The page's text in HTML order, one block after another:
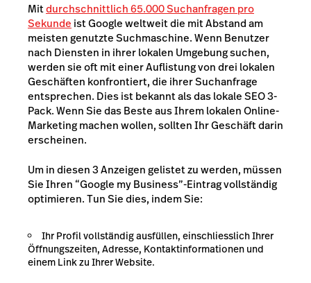
Mitdurchschnittlich 65.000 Suchanfragen pro
Sekunde ist Google weltweit die mit Abstand am
meisten genutzte Suchmaschine. Wenn Benutzer
nach Diensten in ihrer lokalen Umgebung suchen,
werden sie oft mit einer Auflistung von drei lokalen
Geschäften konfrontiert, die ihrer Suchanfrage
entsprechen. Dies ist bekannt als das lokale SEO 3-
Pack. Wenn Sie das Beste aus Ihrem lokalen Online-
Marketing machen wollen, sollten Ihr Geschäft darin
erscheinen.
Um in diesen 3 Anzeigen gelistet zu werden, müssen
Sie Ihren “Google my Business”-Eintrag vollständig
optimieren. Tun Sie dies, indem Sie:
Ihr Profil vollständig ausfüllen, einschliesslich Ihrer
Öffnungszeiten, Adresse, Kontaktinformationen und
einem Link zu Ihrer Website.